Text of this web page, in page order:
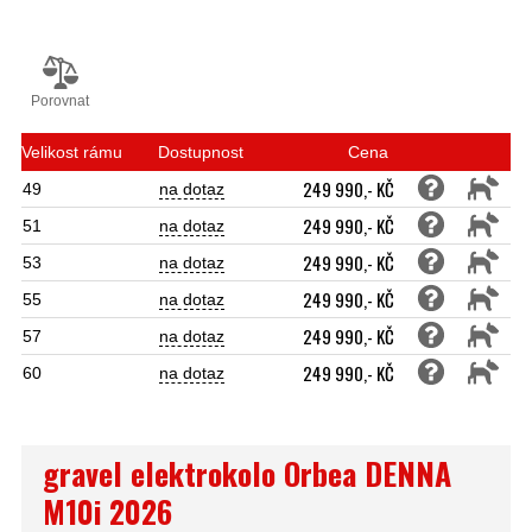
Porovnat
Velikost rámu Dostupnost
Cena
49
na dotaz 249 990,- KČ
51 na dotaz 249 990,- KČ
53 na dotaz 249 990,- KČ
55 na dotaz 249 990,- KČ
57 na dotaz 249 990,- KČ
60 na dotaz 249 990,- KČ
gravel elektrokolo Orbea DENNA
M10i 2026